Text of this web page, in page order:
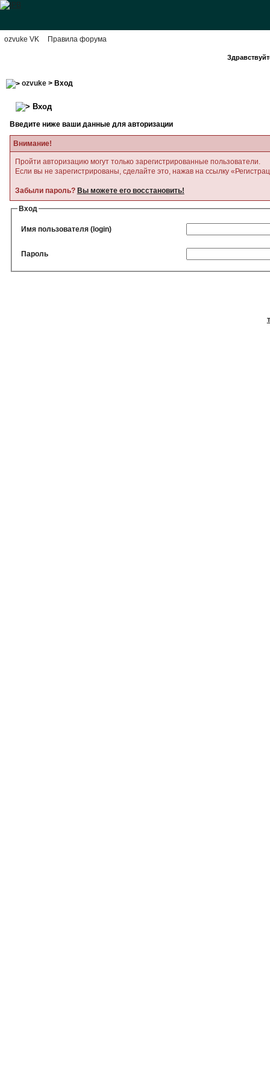
ozvuke VK Правила форума
ozvuke> Вход
Вход
Введите ниже ваши данные для авторизации
Внимание!
Пройти авторизацию могут только зарегистрированные пользователи.
Если вы не зарегистрированы, сделайте это, нажав на ссылку
Забыли пароль? Вы можете его восстановить!
Вход
Имя пользователя (login)
Пароль